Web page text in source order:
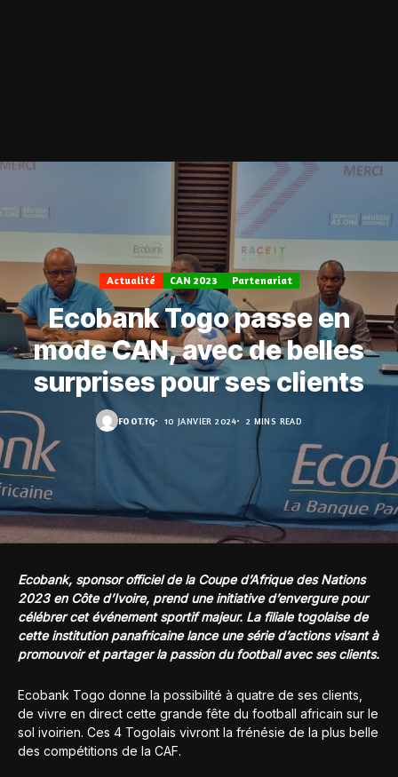
Actualité CAN 2023 Partenariat
Ecobank Togo passe en
mode CAN, avec de belles
surprises pour ses clients
FOOT.TG 10 JANVIER 2024 2 MINS READ
Ecobank, sponsor officiel de la Coupe d’Afrique des Nations
2023 en Côte d’Ivoire, prend une initiative d’envergure pour
célébrer cet événement sportif majeur. La filiale togolaise de
cette institution panafricaine lance une série d’actions visant à
promouvoir et partager la passion du football avec ses clients.
Ecobank Togo donne la possibilité à quatre de ses clients,
de vivre en direct cette grande fête du football africain sur le
sol ivoirien. Ces 4 Togolais vivront la frénésie de la plus belle
des compétitions de la CAF.